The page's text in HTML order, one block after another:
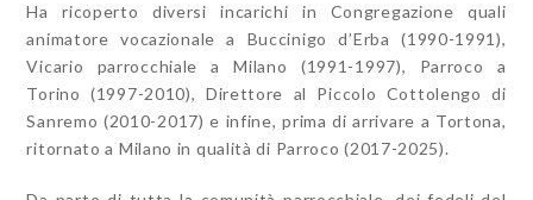
Ha ricoperto diversi incarichi in Congregazione quali
animatore vocazionale a Buccinigo d’Erba (1990-1991),
Vicario parrocchiale a Milano (1991-1997), Parroco a
Torino (1997-2010), Direttore al Piccolo Cottolengo di
Sanremo (2010-2017) e infine, prima di arrivare a Tortona,
ritornato a Milano in qualità di Parroco (2017-2025).